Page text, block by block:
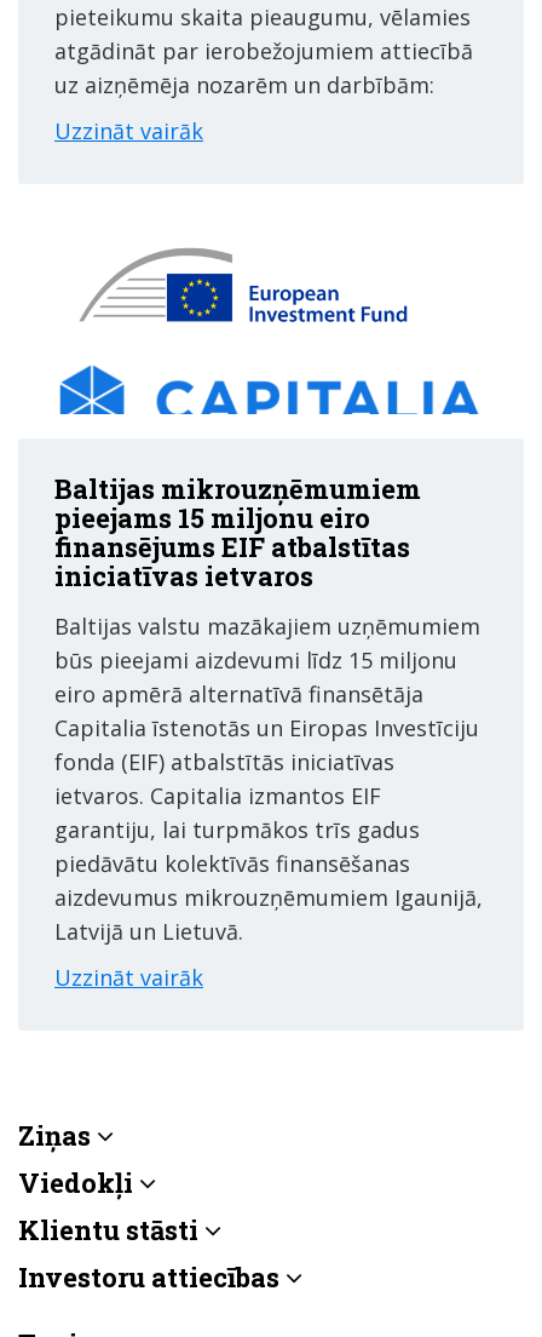
pieteikumu skaita pieaugumu, vēlamies
atgādināt par ierobežojumiem attiecībā
uz aizņēmēja nozarēm un darbībām:
Uzzināt vairāk
Baltijas mikrouzņēmumiem
pieejams 15 miljonu eiro
finansējums EIF atbalstītas
iniciatīvas ietvaros
Baltijas valstu mazākajiem uzņēmumiem
būs pieejami aizdevumi līdz 15 miljonu
eiro apmērā alternatīvā finansētāja
Capitalia īstenotās un Eiropas Investīciju
fonda (EIF) atbalstītās iniciatīvas
ietvaros. Capitalia izmantos EIF
garantiju, lai turpmākos trīs gadus
piedāvātu kolektīvās finansēšanas
aizdevumus mikrouzņēmumiem Igaunijā,
Latvijā un Lietuvā.
Uzzināt vairāk
Ziņas
Viedokļi
Klientu stāsti
Investoru attiecības